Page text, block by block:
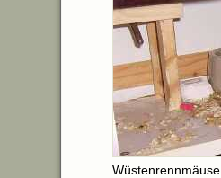
Wüstenrennmäuse